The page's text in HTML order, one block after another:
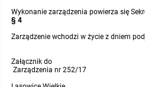
Protokoły z posiedzeń sesji 2016
Protokoły z posiedzeń sesji 2015
Protokoły z posiedzeń sesji 2014
Zarządzenia w 2008 roku
Zarządzenia w 2009
Informacje o środowisku
Ogłoszenia o naborze
Oświadczenia kandydata
Informacja o wynikach naboru
Ochrona Środowiska
Publicznie dostępny wykaz danych o
Rejestr działalności regulowanej
Kontrole
Przetargi
Wykonanie zarządzenia powierza się
§ 4
Zarządzenie wchodzi w życie z dniem
Załącznik do
Zarządzenia nr 252/17
Wójta